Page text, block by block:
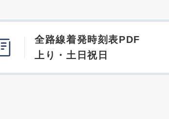
全路線着発時刻表PDF
上り・土日祝日